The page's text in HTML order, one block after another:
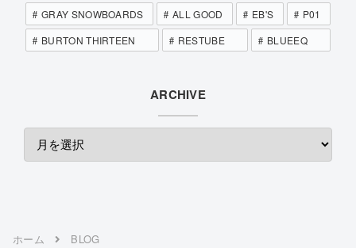
GRAY SNOWBOARDS
ALL GOOD EB'S
P01
BURTON THIRTEEN
RESTUBE BLUEEQ
ARCHIVE
ホーム BLOG